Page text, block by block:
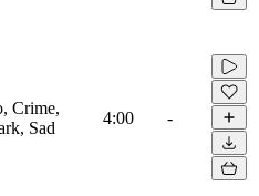
Crime,
Sad
4:00 -